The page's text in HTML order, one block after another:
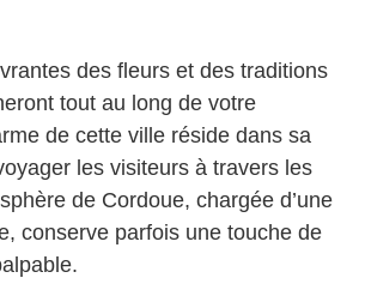
des fleurs et des traditions
tout au long de votre
de cette ville réside dans sa
les visiteurs à travers les
de Cordoue, chargée d’une
conserve parfois une touche de